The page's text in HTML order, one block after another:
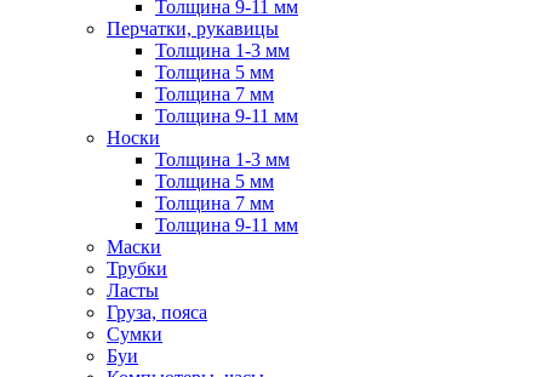
Толщина 9-11 мм
Перчатки, рукавицы
Толщина 1-3 мм
Толщина 5 мм
Толщина 7 мм
Толщина 9-11 мм
Носки
Толщина 1-3 мм
Толщина 5 мм
Толщина 7 мм
Толщина 9-11 мм
Маски
Трубки
Ласты
Груза, пояса
Сумки
Буи